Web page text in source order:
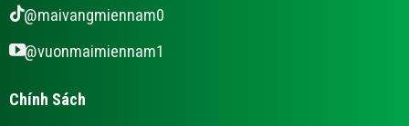
@maivangmiennam0
@vuonmaimiennam1
Chính Sách